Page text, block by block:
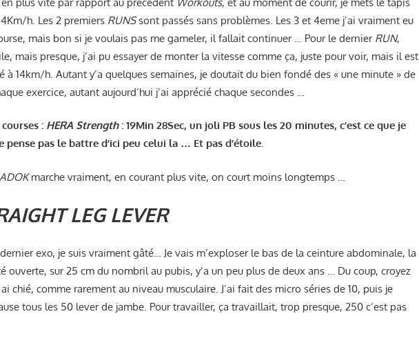
h. Les 2 premiers RUNSsont passés sans problèmes. Les 3 et 4eme j’ai vraiment eu
mais bon si je voulais pas me gameler, il fallait continuer … Pour le dernier RUN,
mais presque, j’ai pu essayer de monter la vitesse comme ça, juste pour voir, mais il est
à 14km/h. Autant y’a quelques semaines, je doutait du bien fondé des « une minute » de
exercice, autant aujourd’hui j’ai apprécié chaque secondes …
: HERA Strength: 19Min 28Sec, un joli PB sous les 20 minutes, c’est ce que je
pense pas le battre d’ici peu celui la … Et pas d’étoile.
marche vraiment, en courant plus vite, on court moins longtemps …
LEG LEVER
exo, je suis vraiment gâté… Je vais m’exploser le bas de la ceinture abdominale, la
ouverte, sur 25 cm du nombril au pubis, y’a un peu plus de deux ans … Du coup, croyez
ai chié, comme rarement au niveau musculaire. J’ai fait des micro séries de 10, puis je
tous les 50 lever de jambe. Pour travailler, ça travaillait, trop presque, 250 c’est pas